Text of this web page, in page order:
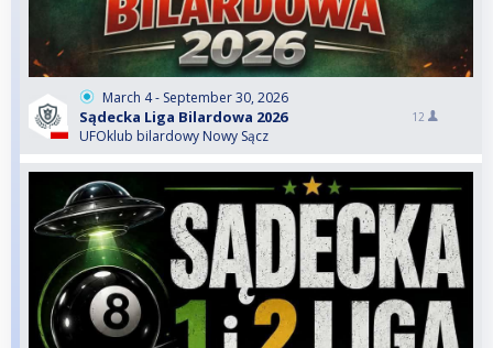
March 4 - September 30, 2026
Sądecka Liga Bilardowa 2026
UFOklub bilardowy Nowy Sącz
12